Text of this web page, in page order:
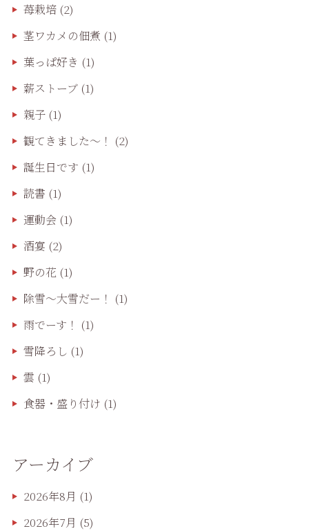
苺栽培(2)
茎ワカメの佃煮 (1)
葉っぱ好き (1)
薪ストーブ(1)
親子(1)
観てきました〜！ (2)
誕生日です (1)
読書 (1)
運動会(1)
酒宴 (2)
野の花 (1)
除雪〜大雪だー！ (1)
雨でーす！ (1)
雪降ろし (1)
雲 (1)
食器・盛り付け (1)
アーカイブ
2026年8月 (1)
2026年7月 (5)